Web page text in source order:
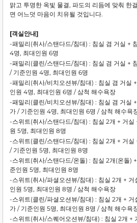
맑고 투명한 옥빛 물결, 파도의 리듬에 맞춰 한
면 어느덧 마음이 치유될 것입니다.
[객실안내]
-패밀리(취사/스탠다드/침대) : 침실 겸 거실 +
4명, 최대인원 6명
-패밀리(클린/스탠다드/침대) : 침실 겸 거실 +
/ 기준인원 4명, 최대인원 6명
-패밀리(취사/비치오션뷰/침대) : 침실 겸 거실
인원 4명, 최대인원 6명 / 삼척 해수욕장
-패밀리(클린/비치오션뷰/침대) : 침실 겸 거실
가 / 기준인원 4명, 최대인원 6명 / 삼척 해수욕
-스위트(취사/스탠다드/침대) : 침실 2개 + 거실
원 5명, 최대인원 8명
-스위트(클린/스탠다드/침대) : 침실 2개 + 거실
/ 기준인원 5명, 최대인원 8명
-스위트(취사/스탠다드/온돌) : 침실 2개(온돌)
준인원 5명, 최대인원 8명
-스위트(취사/파셜오션뷰/침대) : 침실 2개 + 거
인원 5명, 최대인원 8명 /삼척 해수욕장
-스위트(클린/파셜오션뷰/침대) : 침실 2개 + 거
가 / 기준인원 5명, 최대인원 8명 /삼척 해수욕
-스위트(취사/스퀘어오션뷰/침대) : 침실 2개 +